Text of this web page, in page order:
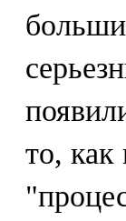
то, как